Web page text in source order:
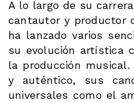
A lo largo de su
cantautor y productor
ha lanzado varios
su evolución artística
la producción
y auténtico, sus
universales como el